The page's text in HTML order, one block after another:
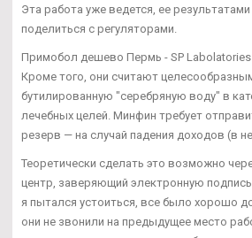
Эта работа уже ведется, ее
поделиться с регуляторами.
Примобол дешево Пермь - SP
Кроме того, они считают
бутилированную "серебряную воду" в
лечебных целей. Минфин требует
резерв — на случай падения доходов (в
Теоретически сделать это возможно
центр, заверяющий электронную подпись.
я пытался устоиться, все было хорошо
они не звонили на предыдущее место